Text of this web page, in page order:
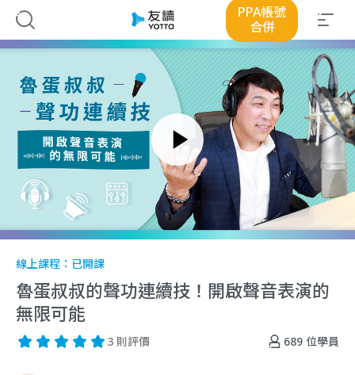
PPA帳號
合併
線上課程： 已開課
魯蛋叔叔的聲功連續技！開啟聲音表演的
無限可能
689 位學員
3 則評價